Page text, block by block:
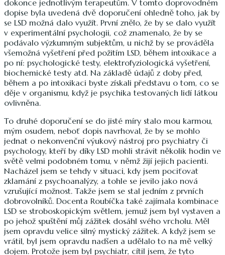
dokonce jednotlivým terapeutům. V tomto doprovodném
dopise byla uvedená dvě doporučení ohledně toho, jak by
se LSD možná dalo využít. První znělo, že by se dalo využít
v experimentální psychologii, což znamenalo, že by se
podávalo výzkumným subjektům, u nichž by se prováděla
všemožná vyšetření před požitím LSD, během intoxikace a
po ní: psychologické testy, elektrofyziologická vyšetření,
biochemické testy atd. Na základě údajů z doby před,
během a po intoxikaci byste získali představu o tom, co se
děje v organismu, když je psychika testovaných lidí látkou
ovlivněna.
To druhé doporučení se do jisté míry stalo mou karmou,
mým osudem, neboť dopis navrhoval, že by se mohlo
jednat o nekonvenční výukový nástroj pro psychiatry či
psychology, kteří by díky LSD mohli strávit několik hodin ve
světě velmi podobném tomu, v němž žijí jejich pacienti.
Nacházel jsem se tehdy v situaci, kdy jsem pociťovat
zklamání z psychoanalýzy, a tohle se jevilo jako nová
vzrušující možnost. Takže jsem se stal jedním z prvních
dobrovolníků. Docenta Roubíčka také zajímala kombinace
LSD se stroboskopickým světlem, jemuž jsem byl vystaven a
po jehož spuštění můj zážitek dosáhl svého vrcholu. Měl
jsem opravdu velice silný mystický zážitek. A když jsem se
vrátil, byl jsem opravdu nadšen a udělalo to na mě velký
dojem. Protože jsem byl psychiatr, cítil jsem, že tyto